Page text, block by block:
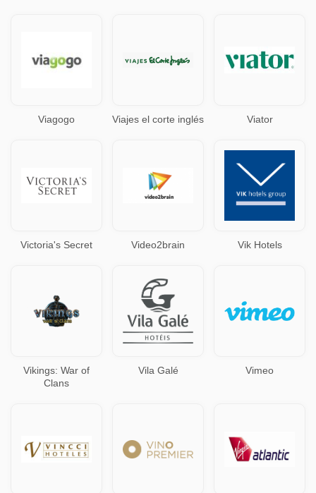
Viagogo Viajes el corte inglés Viator
Victoria's Secret Video2brain Vik Hotels
Vikings: War of
Clans
Vila Galé Vimeo